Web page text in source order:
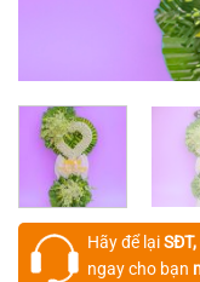
Hãy để lại
ngay cho bạn